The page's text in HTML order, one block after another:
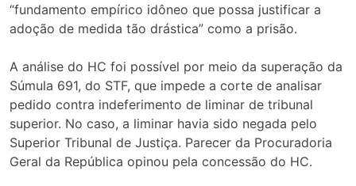
“fundamento empírico idôneo que possa justificar a
adoção de medida tão drástica” como a prisão.
A análise do HC foi possível por meio da superação da
Súmula 691, do STF, que impede a corte de analisar
pedido contra indeferimento de liminar de tribunal
superior. No caso, a liminar havia sido negada pelo
Superior Tribunal de Justiça. Parecer da Procuradoria
Geral da República opinou pela concessão do HC.